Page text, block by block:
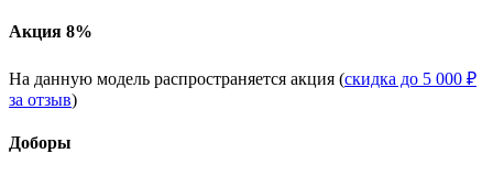
Акция 8%
На данную модель распространяется акция (скидка до 5 000 ₽
за отзыв)
Доборы